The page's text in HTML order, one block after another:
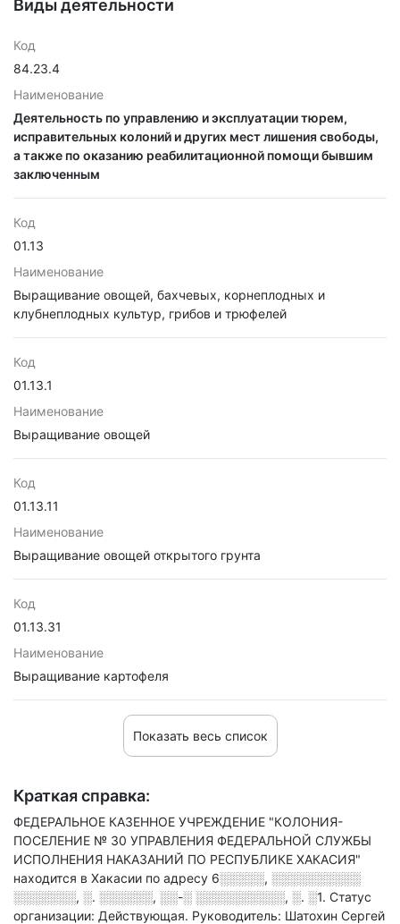
Виды деятельности
Код
84.23.4
Наименование
Деятельность по управлению и эксплуатации тюрем,
исправительных колоний и других мест лишения свободы,
а также по оказанию реабилитационной помощи бывшим
заключенным
Код
01.13
Наименование
Выращивание овощей, бахчевых, корнеплодных и
клубнеплодных культур, грибов и трюфелей
Код
01.13.1
Наименование
Выращивание овощей
Код
01.13.11
Наименование
Выращивание овощей открытого грунта
Код
01.13.31
Наименование
Выращивание картофеля
Показать весь список
Краткая справка:
ФЕДЕРАЛЬНОЕ КАЗЕННОЕ УЧРЕЖДЕНИЕ "КОЛОНИЯ-
ПОСЕЛЕНИЕ № 30 УПРАВЛЕНИЯ ФЕДЕРАЛЬНОЙ СЛУЖБЫ
ИСПОЛНЕНИЯ НАКАЗАНИЙ ПО РЕСПУБЛИКЕ ХАКАСИЯ"
находится в Хакасии по адресу 6░░░░░, ░░░░░░░░░░
░░░░░░░, ░. ░░░░░░, ░░-░ ░░░░░░░░░░, ░. ░1. Статус
организации: Действующая. Руководитель: Шатохин Сергей